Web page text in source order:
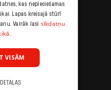
kas nepieciešamas
Lapas kreisajā stūrī
Vairāk lasi sīkdatņu
VISĀM